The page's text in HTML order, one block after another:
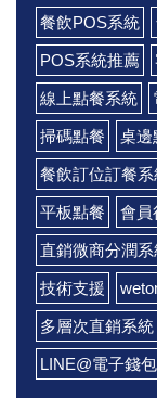
餐飲POS系統
POS系統推薦
線上點餐系統
掃碼點餐 桌邊
餐飲訂位訂餐系
平板點餐 會員
直銷微商分潤系
技術支援
多層次直銷系統
LINE@電子錢